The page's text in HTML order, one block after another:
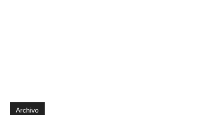
Archivo